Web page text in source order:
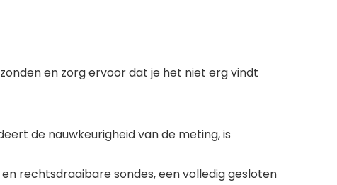
en zorg ervoor dat je het niet erg vindt
de nauwkeurigheid van de meting, is
rechtsdraaibare sondes, een volledig gesloten